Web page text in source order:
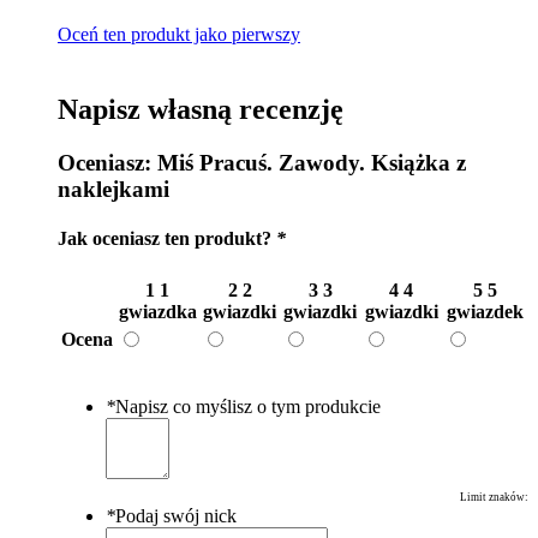
Oceń ten produkt jako pierwszy
Napisz własną recenzję
Oceniasz: Miś Pracuś. Zawody. Książka z
naklejkami
Jak oceniasz ten produkt? *
1 1
gwiazdka
2 2
gwiazdki
3 3
gwiazdki
4 4
gwiazdki
5 5
gwiazdek
Ocena
*Napisz co myślisz o tym produkcie
Limit znaków:
*Podaj swój nick